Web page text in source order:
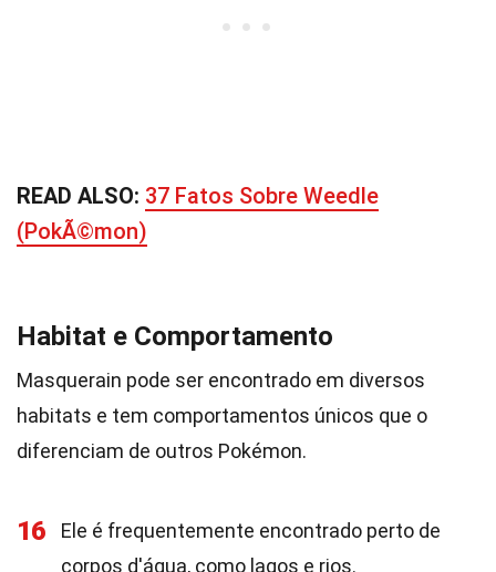
READ ALSO: 37 Fatos Sobre Weedle
(PokÃ©mon)
Habitat e Comportamento
Masquerain pode ser encontrado em diversos
habitats e tem comportamentos únicos que o
diferenciam de outros Pokémon.
16
Ele é frequentemente encontrado perto de
corpos d'água, como lagos e rios.